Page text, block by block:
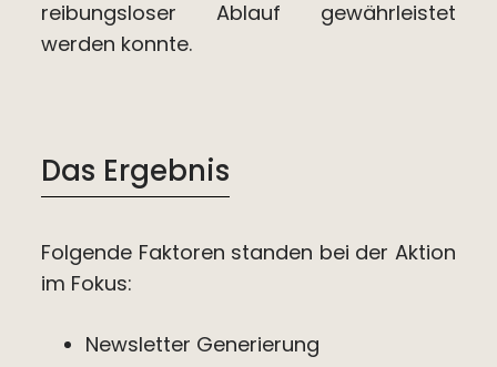
reibungsloser Ablauf gewährleistet
werden konnte.
Das Ergebnis
Folgende Faktoren standen bei der Aktion
im Fokus:
Newsletter Generierung